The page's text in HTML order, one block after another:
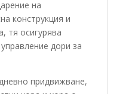
на
конструкция и
тя осигурява
дори за
придвижване,